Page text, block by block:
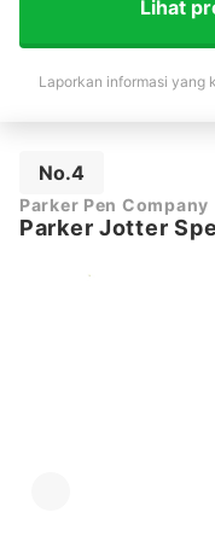
Lihat
Laporkan informasi yang
No.4
Parker Pen Company
Parker Jotter